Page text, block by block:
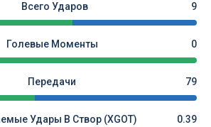
Всего Ударов 9
Голевые Моменты 0
Передачи 79
Удары В Створ (xGOT) 0.39